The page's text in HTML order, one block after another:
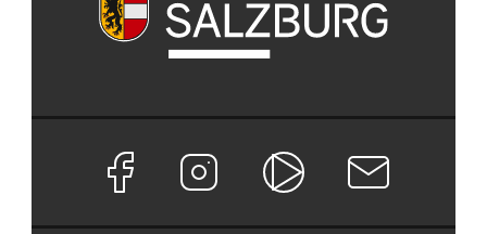
Facebook Seite von Land Salzburg
Instagram Seite von Land Salzburg
Salzburg ONNewsletter